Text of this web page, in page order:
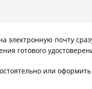
почту
готового
или